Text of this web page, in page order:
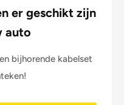
er geschikt zijn
auto
bijhorende kabelset